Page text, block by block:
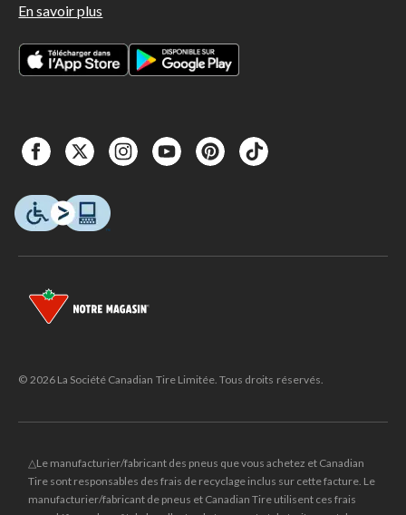
En savoir plus
© 2026 La Société Canadian Tire Limitée. Tous droits réservés.
△Le manufacturier/fabricant des pneus que vous achetez et Canadian
Tire sont responsables des frais de recyclage inclus sur cette facture. Le
manufacturier/fabricant de pneus et Canadian Tire utilisent ces frais